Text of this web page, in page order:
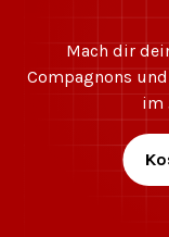
Mach dir
Compagnons
im